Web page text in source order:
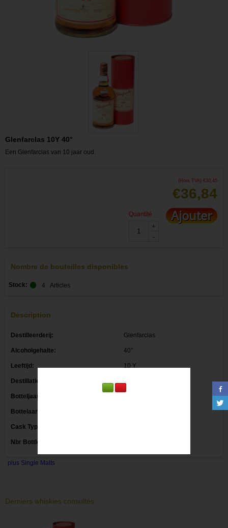
Glenfarclas 10Y 40°
Een Glenfarclas van 10 jaar oud.
(Hors TVA) € 30,45
€36,84
Quantité
+
-
Ajouter
Nombre de bouteilles disponibles
Stock: 4 Articles
Description
Destilleerderij: Glenfarclas
Alcoholgehalte: 40°
Leeftijd: 10 Y
Destillatiejaar:
Botteljaar:
Bottelaar:
Cask Type:
Nbr Bottles:
plus Single Malts
Derniers whiskies consultés